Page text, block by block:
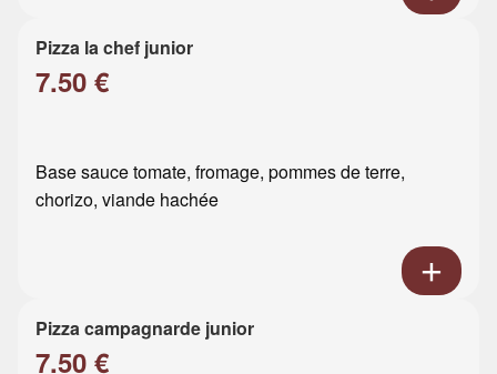
Pizza la chef junior
7.50 €
Base sauce tomate, fromage, pommes de terre,
chorizo, viande hachée
Pizza campagnarde junior
7.50 €